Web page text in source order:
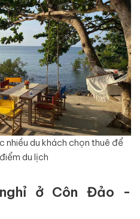
nhiều du khách chọn thuê để
du lịch
ở Côn Đảo -